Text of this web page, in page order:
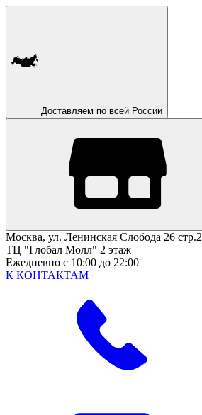
Доставляем по всей России
Москва, ул. Ленинская Слобода 26 стр.2
ТЦ "Глобал Молл" 2 этаж
Ежедневно с 10:00 до 22:00
К КОНТАКТАМ